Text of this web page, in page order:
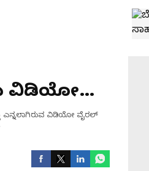
ವಿಡಿಯೋ
ಎನ್ನಲಾಗಿರುವ ವಿಡಿಯೋ ವೈರಲ್‌